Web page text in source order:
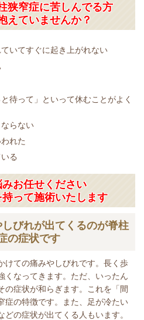
狭窄症に苦しんでる方
えていませんか？
いてすぐに起き上がれない
待って」といって休むことがよく
らない
れた
る
お任せください
って施術いたします
びれが出てくるのが脊柱
の症状です
けての痛みやしびれです。長く歩
くなってきます。ただ、いったん
の症状が和らぎます。これを「間
症の特徴です。また、足が冷たい
の症状が出てくる人もいます。